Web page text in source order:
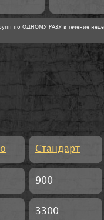
по ОДНОМУ РАЗУ в течение
Стандарт
900
3300